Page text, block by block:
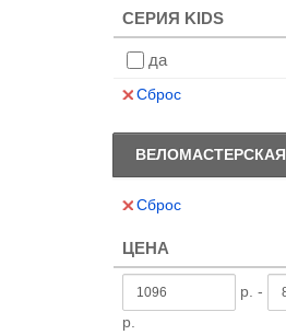
СЕРИЯ KIDS
да
Сброс
ВЕЛОМАСТЕРСКАЯ
Сброс
ЦЕНА
р. -
р.